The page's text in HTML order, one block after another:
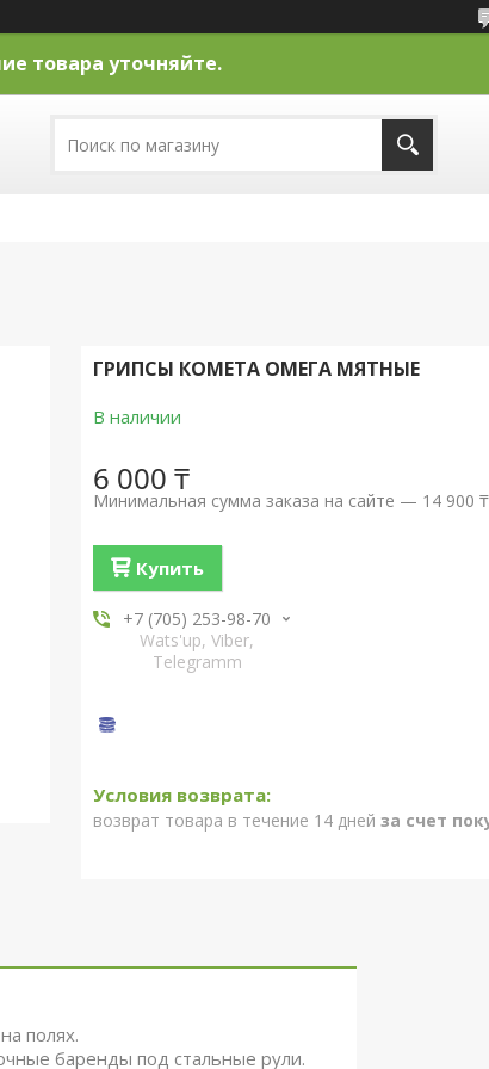
товара уточняйте.
ГРИПСЫ КОМЕТА ОМЕГА МЯТНЫЕ
В наличии
6 000 ₸
Минимальная сумма заказа на сайте — 14 900 ₸
Купить
+7 (705) 253-98-70
Wats'up, Viber,
Telegramm
возврат товара в течение 14 дней за счет
полях.
баренды под стальные рули.